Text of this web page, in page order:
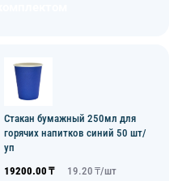
Стакан бумажный 250мл для
горячих напитков синий 50 шт/
уп
19200.00 ₸ 19.20 ₸/шт